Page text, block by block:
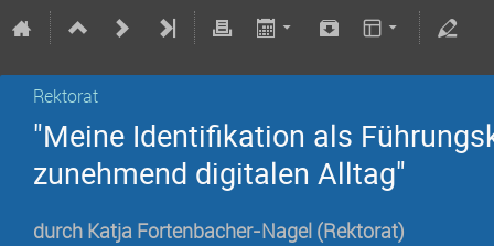
Rektorat
"Meine Identifikation als
zunehmend digitalen Alltag"
durch Katja Fortenbacher-Nagel (Rektorat)